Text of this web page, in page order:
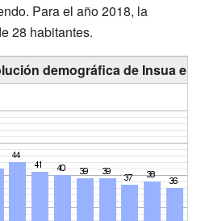
Para el año 2018, la
28 habitantes.
demográfica de Insua